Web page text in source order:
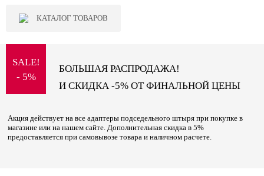
КАТАЛОГ ТОВАРОВ
SALE!
- 5%
БОЛЬШАЯ РАСПРОДАЖА!
И СКИДКА -5% ОТ ФИНАЛЬНОЙ ЦЕНЫ
Акция действует на все адаптеры подседельного штыря при покупке в
магазине или на нашем сайте. Дополнительная скидка в 5%
предоставляется при самовывозе товара и наличном расчете.